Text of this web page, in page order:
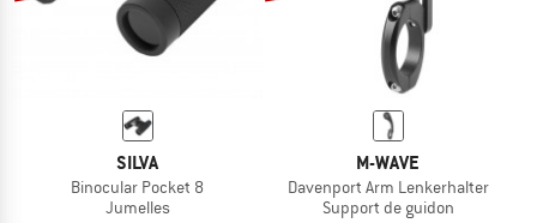
SILVA
Binocular Pocket 8
Jumelles
M-WAVE
Davenport Arm Lenkerhalter
Support de guidon